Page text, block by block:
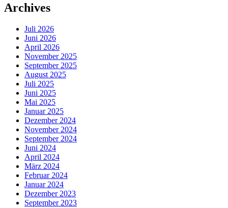
Archives
Juli 2026
Juni 2026
April 2026
November 2025
September 2025
August 2025
Juli 2025
Juni 2025
Mai 2025
Januar 2025
Dezember 2024
November 2024
September 2024
Juni 2024
April 2024
März 2024
Februar 2024
Januar 2024
Dezember 2023
September 2023